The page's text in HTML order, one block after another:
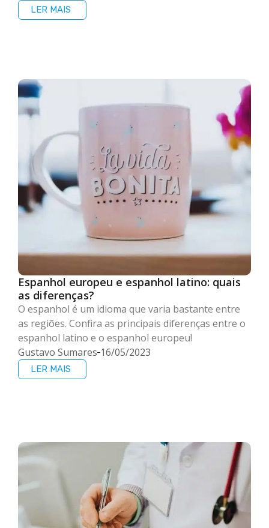
LER MAIS
Espanhol europeu e espanhol latino: quais
as diferenças?
O espanhol é um idioma que varia bastante entre
as regiões. Confira as principais diferenças entre o
espanhol latino e o espanhol europeu!
Gustavo Sumares 16/05/2023
LER MAIS